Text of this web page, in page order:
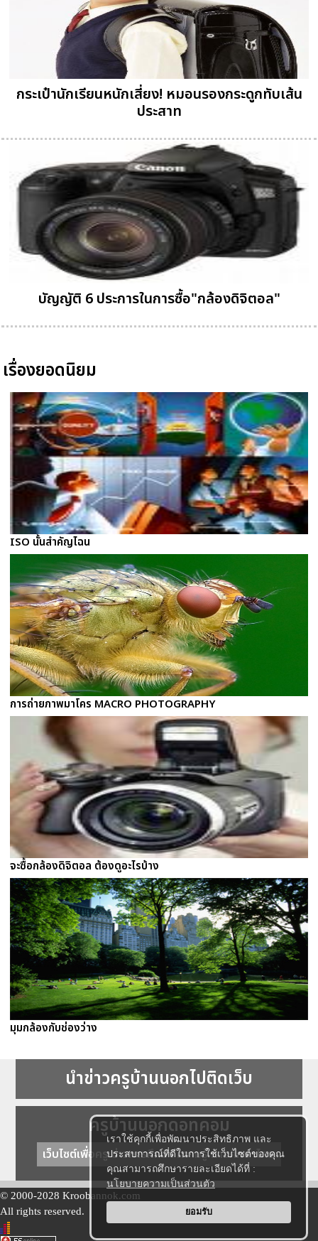
เราใช้คุกกี้เพื่อพัฒนาประสิทธิภาพ และ
ประสบการณ์ที่ดีในการใช้เว็บไซต์ของคุณ
คุณสามารถศึกษารายละเอียดได้ที่ :
นโยบายความเป็นส่วนตัว
ยอมรับ
กระเป๋านักเรียนหนักเสี่ยง! หมอนรองกระดูกทับเส้น
ประสาท
บัญญัติ 6 ประการในการซื้อ"กล้องดิจิตอล"
เรื่องยอดนิยม
ISO นั้นสำคัญไฉน
การถ่ายภาพมาโคร MACRO PHOTOGRAPHY
จะซื้อกล้องดิจิตอล ต้องดูอะไรบ้าง
มุมกล้องกับช่องว่าง
นำข่าวครูบ้านนอกไปติดเว็บ
ครูบ้านนอกดอทคอม
เว็บไซต์เพื่อครู ข่าวการศึกษา ความรู้ การศึกษาไทย
© 2000-2028 Kroobannok.com
All rights reserved.